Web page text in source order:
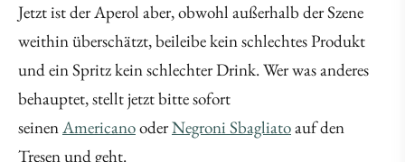
Jetzt ist der Aperol aber, obwohl außerhalb der Szene
weithin überschätzt, beileibe kein schlechtes Produkt
und ein Spritz kein schlechter Drink. Wer was anderes
behauptet, stellt jetzt bitte sofort
seinenAmericanooderNegroni Sbagliatoauf den
Tresen und geht.